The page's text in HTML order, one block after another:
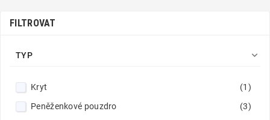
FILTROVAT
TYP 
Kryt
(1)
Peněženkové pouzdro
(3)